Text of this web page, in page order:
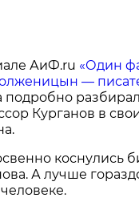
АиФ.ru «Один
—
Курганов в
коснулись
А лучше